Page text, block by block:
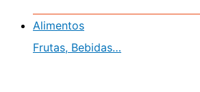
Alimentos
Frutas, Bebidas…